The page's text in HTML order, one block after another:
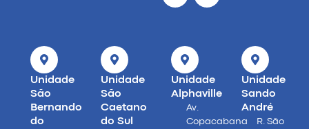
Unidade
São
Bernando
do
Unidade
São
Caetano
do Sul
Unidade
Alphaville
Av.
Copacabana
Unidade
Sando
André
R. São